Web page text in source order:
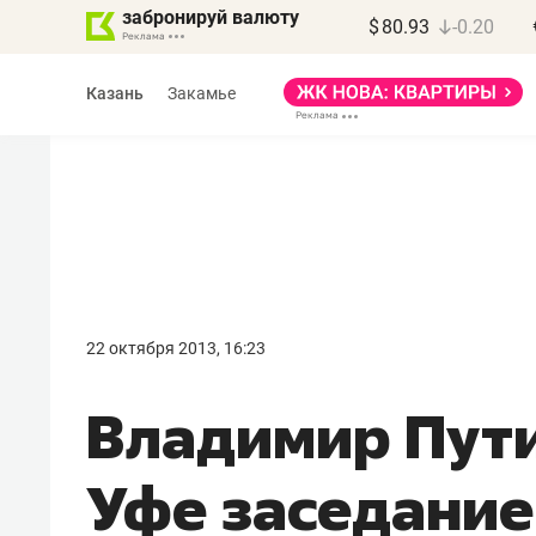
забронируй валюту $ 80.93 -0.20
Казань Закамье
22 октября 2013, 16:23
Владимир
Уфе
правил, бизнес может
потерять минимум